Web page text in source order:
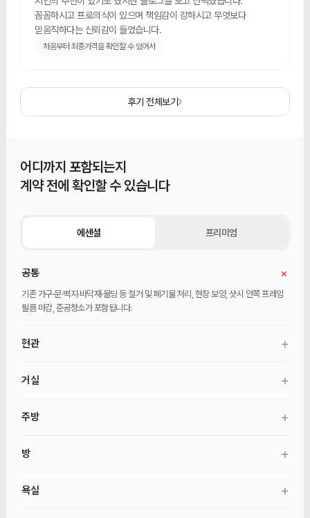
꼼꼼하시고 프로의식이 있으며 책임감이 강하시고 무엇보다
믿음직하다는 신뢰감이 들었습니다.
처음부터 최종가격을 확인할 수 있어서
후기 전체보기
어디까지 포함되는지
계약 전에 확인할 수 있습니다
에센셜 프리미엄
공통 +
기존 가구·문·벽지·바닥재·몰딩 등 철거 및 폐기물 처리, 현장 보양, 샷시 안쪽 프레임
필름 마감, 준공청소가 포함됩니다.
현관 +
포함됩니다.
거실 +
포함됩니다.
주방 +
마감, 자동확산소화기가 포함됩니다.
방 +
교체, 9mm 문선, 안방 붙박이장·화장대가 포함됩니다. 각 방 붙박이장은 선택
욕실 +